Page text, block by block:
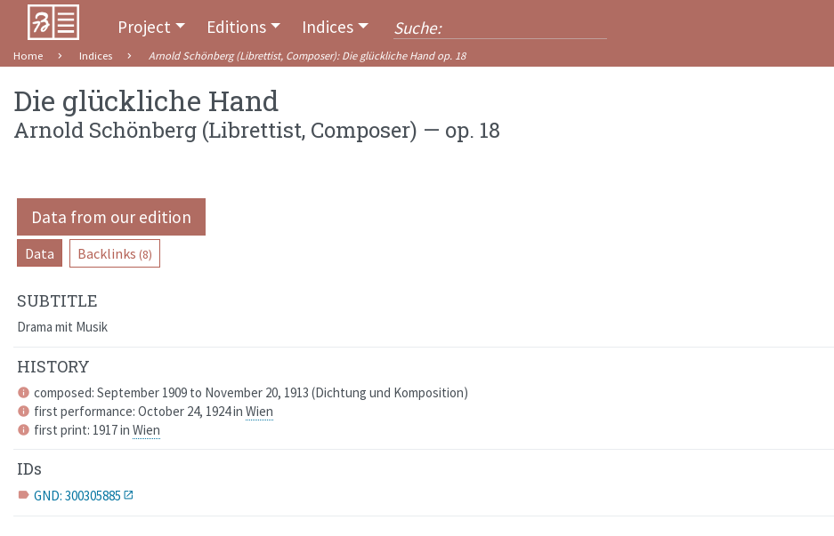
Project Editions Indices
Home Indices Arnold Schönberg (Librettist, Composer): Die glückliche Hand op. 18
Die glückliche Hand
Arnold Schönberg (Librettist, Composer) — op. 18
Data from our edition
Data Backlinks (8)
SUBTITLE
Drama mit Musik
HISTORY
info composed: September 1909 to November 20, 1913 (Dichtung und Komposition)
info first performance: October 24, 1924 in Wien
info first print: 1917 in Wien
IDs
label GND: 300305885